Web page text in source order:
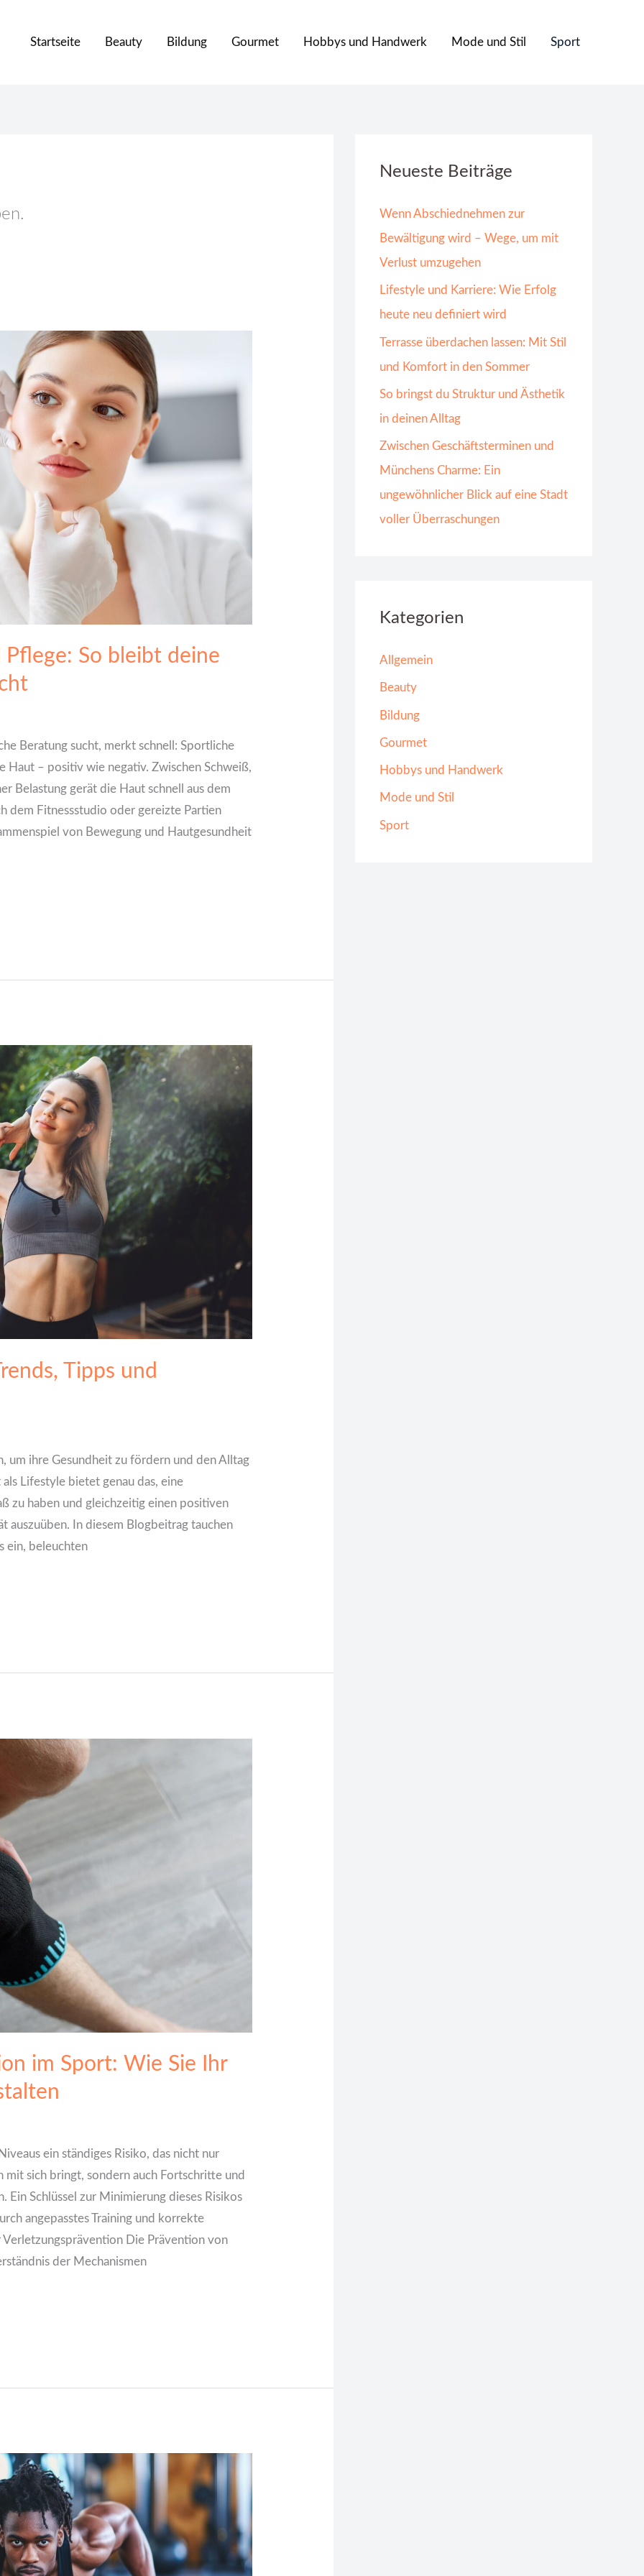
Startseite Beauty Bildung Gourmet Hobbys und Handwerk Mode und Stil Sport
So bleibt deine
Beratung sucht, merkt schnell: Sportliche
– positiv wie negativ. Zwischen Schweiß,
Belastung gerät die Haut schnell aus dem
dem Fitnessstudio oder gereizte Partien
von Bewegung und Hautgesundheit
Tipps und
um ihre Gesundheit zu fördern und den Alltag
Lifestyle bietet genau das, eine
zu haben und gleichzeitig einen positiven
auszuüben. In diesem Blogbeitrag tauchen
ein, beleuchten
im Sport: Wie Sie Ihr
ein ständiges Risiko, das nicht nur
mit sich bringt, sondern auch Fortschritte und
Ein Schlüssel zur Minimierung dieses Risikos
angepasstes Training und korrekte
Die Prävention von
der Mechanismen
Neueste Beiträge
Wenn Abschiednehmen zur
Bewältigung wird – Wege, um mit
Verlust umzugehen
Lifestyle und Karriere: Wie Erfolg
heute neu definiert wird
Terrasse überdachen lassen: Mit Stil
und Komfort in den Sommer
So bringst du Struktur und Ästhetik
in deinen Alltag
Zwischen Geschäftsterminen und
Münchens Charme: Ein
ungewöhnlicher Blick auf eine Stadt
voller Überraschungen
Kategorien
Allgemein
Beauty
Bildung
Gourmet
Hobbys und Handwerk
Mode und Stil
Sport